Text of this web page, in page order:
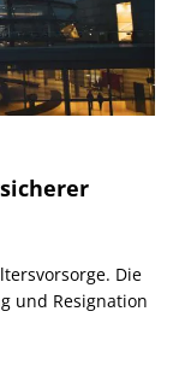
Die
und Resignation